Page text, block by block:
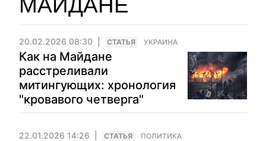
МАЙДАНЕ
20.02.2026 08:30 CТАТЬЯ УКРАИНА
Как на Майдане
расстреливали
митингующих: хронология
"кровавого четверга"
22.01.2026 14:26 CТАТЬЯ ПОЛИТИКА